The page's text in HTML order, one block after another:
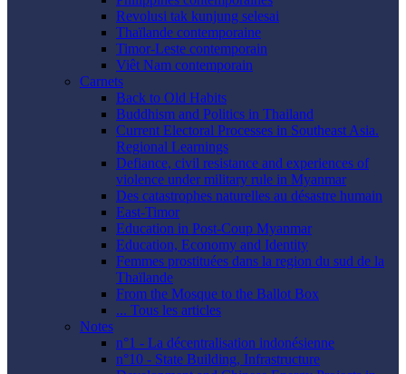
Revolusi tak kunjung selesai
Thaïlande contemporaine
Timor-Leste contemporain
Viêt Nam contemporain
Carnets
Back to Old Habits
Buddhism and Politics in Thailand
Current Electoral Processes in Southeast Asia.
Regional Learnings
Defiance, civil resistance and experiences of
violence under military rule in Myanmar
Des catastrophes naturelles au désastre humain
East-Timor
Education in Post-Coup Myanmar
Education, Economy and Identity
Femmes prostituées dans la region du sud de la
Thaïlande
From the Mosque to the Ballot Box
... Tous les articles
Notes
n°1 - La décentralisation indonésienne
n°10 - State Building, Infrastructure